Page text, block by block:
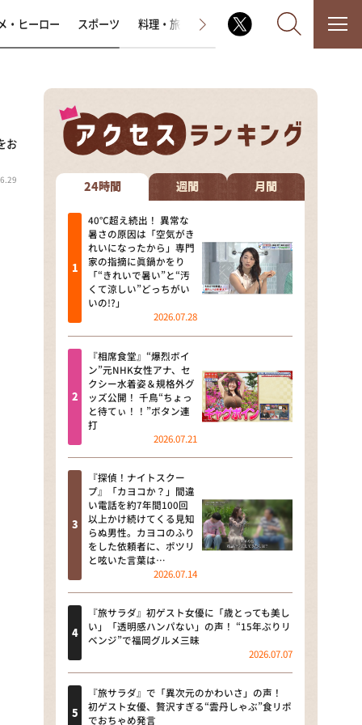
なるみ・岡村の過ぎるTV
相席食堂
これ余談なんですけど・・・
～人生密着トークバラエティ！
～ やすとものいたって真剣です
探偵！ナイトスクープ
news おかえり
河合＆A.B.C-Z塚田×福井アナ
「なんでやねん！？」（news お
かえり）
DAIGOも台所 ～きょうの献立 何
にする？～
本日はダイアンなり！シーズン２
朝だ！生です旅サラダ
教えて！ニュースライブ 正義の
ミカタ
ＬＩＦＥ～夢のカタチ～
新婚さんいらっしゃい！
ザキ山小屋本館
・ヒーロー スポーツ 料理・旅 ラジオ番組 その他
お
24時間 週間 月間
40℃超え続出！ 異常な
暑さの原因は「空気がき
れいになったから」専門
家の指摘に眞鍋かをり
「“きれいで暑い”と“汚
くて涼しい”どっちがい
いの!?」
2026.07.28
『相席食堂』“爆烈ボイ
ン”元NHK女性アナ、セ
クシー水着姿＆規格外グ
ッズ公開！ 千鳥“ちょっ
と待てぃ！！”ボタン連
打
2026.07.21
『探偵！ナイトスクー
プ』「カヨコか？」間違
い電話を約7年間100回
以上かけ続けてくる見知
らぬ男性。カヨコのふり
をした依頼者に、ポツリ
と呟いた言葉は…
2026.07.14
『旅サラダ』初ゲスト女優に「歳とっても美し
い」「透明感ハンパない」の声！ “15年ぶりリ
ベンジ”で福岡グルメ三昧
2026.07.07
『旅サラダ』で「異次元のかわいさ」の声！
初ゲスト女優、贅沢すぎる“雲丹しゃぶ”食リポ
でおちゃめ発言